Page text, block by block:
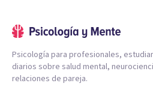
Psicología para profesionales,
diarios sobre salud mental,
relaciones de pareja.